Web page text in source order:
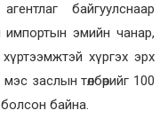
байгуулснаар
импортын эмийн чанар,
хүргэх эрх
мэс заслын төлбөрийг 100
байна.